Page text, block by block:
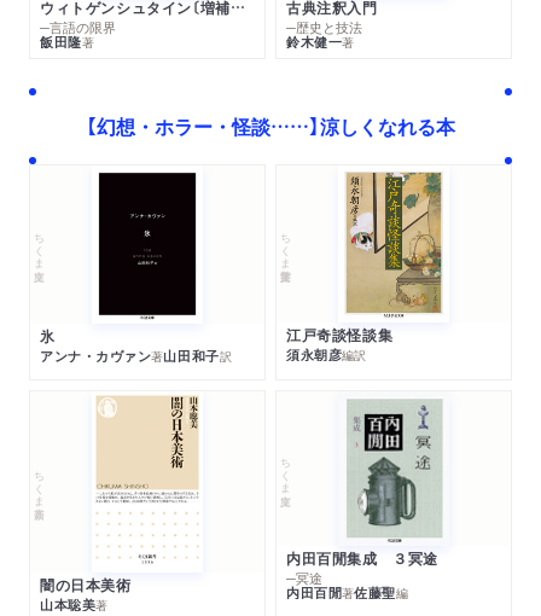
ウィトゲンシュタイン〔増補新版〕
─言語の限界
飯田隆著
古典注釈入門
─歴史と技法
鈴木健一著
【幻想・ホラー・怪談……】涼しくなれる本
ちくま文庫
氷
アンナ・カヴァン著山田和子訳
ちくま学芸文庫
江戸奇談怪談集
須永朝彦編訳
ちくま新書
闇の日本美術
山本聡美著
ちくま文庫
内田百閒集成 ３冥途
─冥途
内田百閒著佐藤聖編